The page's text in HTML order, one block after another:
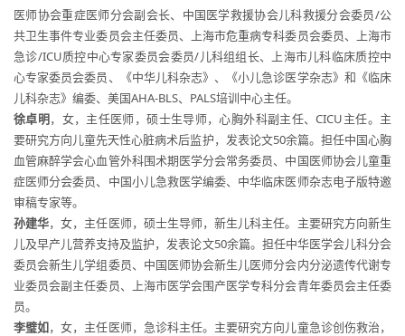
医师协会重症医师分会副会长、中国医学救援协会儿科救援分会委员/公
共卫生事件专业委员会主任委员、上海市危重病专科委员会委员、上海市
急诊/ICU质控中心专家委员会委员/儿科组组长、上海市儿科临床质控中
心专家委员会委员、《中华儿科杂志》、《小儿急诊医学杂志》和《临床
儿科杂志》编委、美国AHA-BLS、PALS培训中心主任。
徐卓明，女，主任医师，硕士生导师，心胸外科副主任、CICU主任。主
要研究方向儿童先天性心脏病术后监护，发表论文50余篇。担任中国心胸
血管麻醉学会心血管外科围术期医学分会常务委员、中国医师协会儿童重
症医师分会委员、中国小儿急救医学编委、中华临床医师杂志电子版特邀
审稿专家等。
孙建华，女，主任医师，硕士生导师，新生儿科主任。主要研究方向新生
儿及早产儿营养支持及监护，发表论文50余篇。担任中华医学会儿科分会
委员会新生儿学组委员、中国医师协会新生儿医师分会内分泌遗传代谢专
业委员会副主任委员、上海市医学会围产医学专科分会青年委员会主任委
员。
李璧如，女，主任医师，急诊科主任。主要研究方向儿童急诊创伤救治，